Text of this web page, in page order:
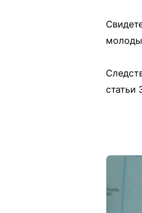
статьи